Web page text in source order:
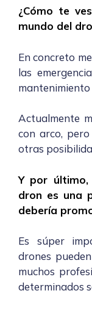
¿Cómo te
mundo del
En concreto
las
mantenimiento
Actualmente
con arco,
otras
Y por último,
dron es una
debería
Es súper
drones
muchos
determinados